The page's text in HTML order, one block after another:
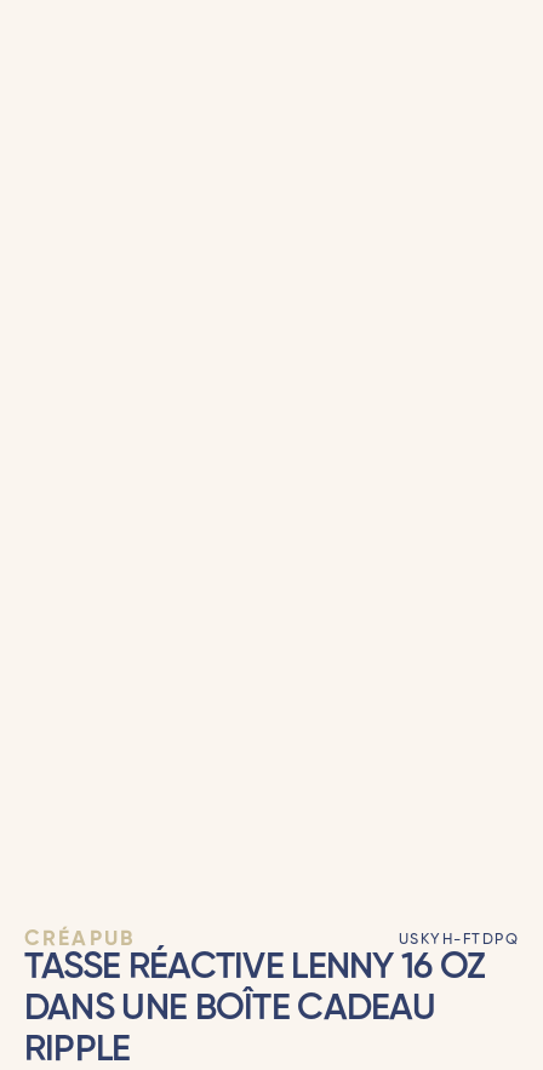
CRÉAPUB USKYH-FTDPQ
TASSE RÉACTIVE LENNY 16 OZ
DANS UNE BOÎTE CADEAU
RIPPLE